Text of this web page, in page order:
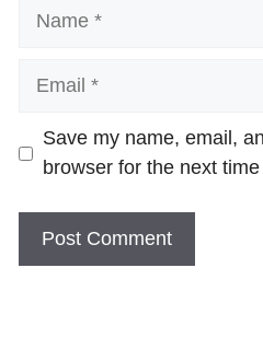
Website
Save my name, email,
browser for the next